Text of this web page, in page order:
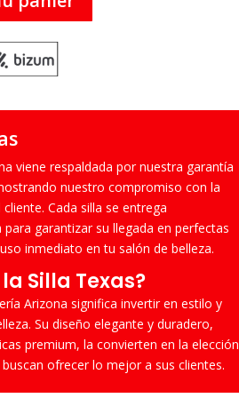
viene respaldada por nuestra garantía
nuestro compromiso con la
Cada silla se entrega
garantizar su llegada en perfectas
inmediato en tu salón de belleza.
Silla Texas?
Arizona significa invertir en estilo y
Su diseño elegante y duradero,
premium, la convierten en la elección
ofrecer lo mejor a sus clientes.